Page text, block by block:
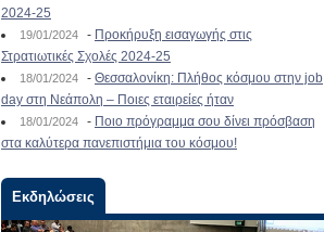
2024-25
19/01/2024 - Προκήρυξη εισαγωγής στις
Στρατιωτικές Σχολές 2024-25
18/01/2024 - Θεσσαλονίκη: Πλήθος κόσμου στην job
day στη Νεάπολη – Ποιες εταιρείες ήταν
18/01/2024 - Ποιο πρόγραμμα σου δίνει πρόσβαση
στα καλύτερα πανεπιστήμια του κόσμου!
Εκδηλώσεις